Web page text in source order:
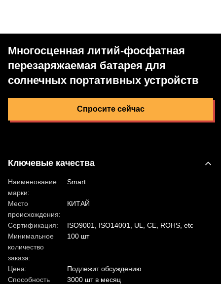
Многосценная литий-фосфатная
перезаряжаемая батарея для
солнечных портативных устройств
Спросите сейчас
Ключевые качества
Наименование
марки:
Smart
Место
происхождения:
КИТАЙ
Сертификация:
ISO9001, ISO14001, UL, CE, ROHS, etc
Минимальное
количество
заказа:
100 шт
Цена:
Подлежит обсуждению
Способность
3000 шт в месяц